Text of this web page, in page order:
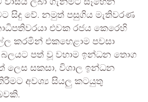
ලබා ගැනීමට සෑහෙන
සිදු වේ. නමුත් පසුගිය මැතිවරණ
එවක රජය කෙරෙහි
කරමින් එකහෙළාම පවසා
පත් වූ වහාම ඉන්ධන තොග
ලෙස සකසා, විශාල ඉන්ධන
අවශ්‍ය සියලු කටයුතු